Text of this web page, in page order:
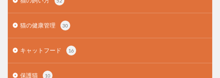
猫の健康管理 30
キャットフード 16
保護猫 10